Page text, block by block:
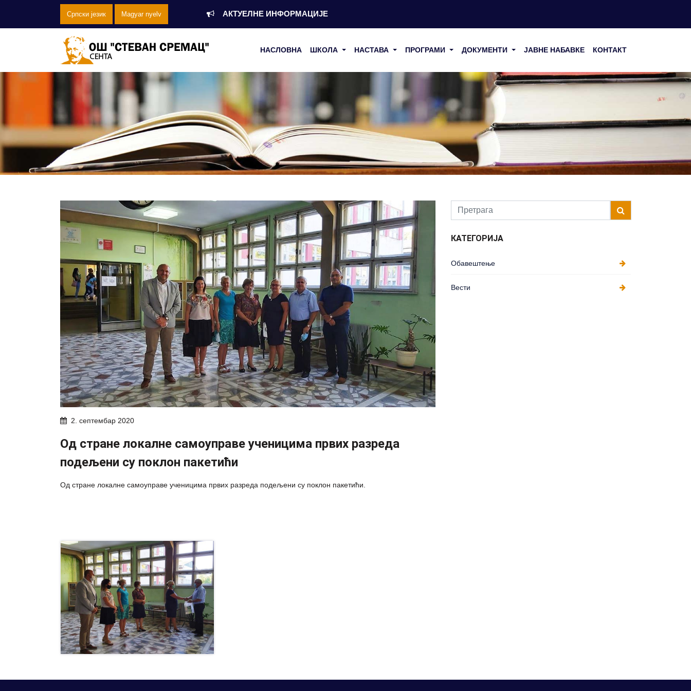
Српски језик Magyar nyelv АКТУЕЛНЕ ИНФОРМАЦИЈЕ
НАСЛОВНА ШКОЛА НАСТАВА ПРОГРАМИ ДОКУМЕНТИ ЈАВНЕ НАБАВКЕ КОНТАКТ
2. септембар 2020
Од стране локалне самоуправе ученицима првих разреда
подељени су поклон пакетићи
Од стране локалне самоуправе ученицима првих разреда подељени су поклон пакетићи.
Username
КАТЕГОРИЈА
Обавештење
Вести